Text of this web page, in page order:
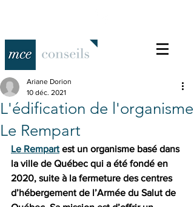
L'édification de l'organisme
Le Rempart
Ariane Dorion
10 déc. 2021
Le Rempart est un organisme basé dans
la ville de Québec qui a été fondé en
2020, suite à la fermeture des centres
d’hébergement de l’Armée du Salut de